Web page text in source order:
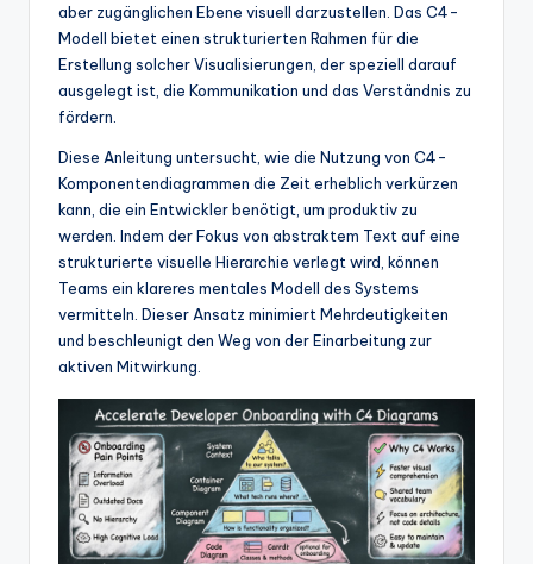
o
ft
w
In
aber zugänglichen Ebene visuell darzustellen. Das C4-
Modell bietet einen strukturierten Rahmen für die
Erstellung solcher Visualisierungen, der speziell darauf
ausgelegt ist, die Kommunikation und das Verständnis zu
fördern.
Diese Anleitung untersucht, wie die Nutzung von C4-
Komponentendiagrammen die Zeit erheblich verkürzen
kann, die ein Entwickler benötigt, um produktiv zu
werden. Indem der Fokus von abstraktem Text auf eine
strukturierte visuelle Hierarchie verlegt wird, können
Teams ein klareres mentales Modell des Systems
vermitteln. Dieser Ansatz minimiert Mehrdeutigkeiten
und beschleunigt den Weg von der Einarbeitung zur
aktiven Mitwirkung.